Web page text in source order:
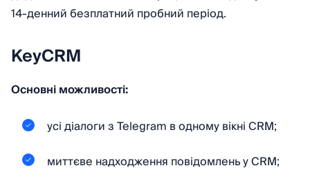
14-денний безплатний пробний період.
KeyCRM
Основні можливості:
усі діалоги з Telegram в одному вікні CRM;
миттєве надходження повідомлень у CRM;